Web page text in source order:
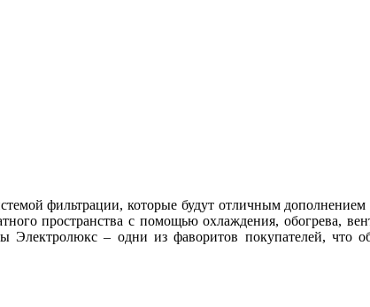
фильтрации, которые будут отличным
пространства с помощью охлаждения, обогрева,
– одни из фаворитов покупателей, что